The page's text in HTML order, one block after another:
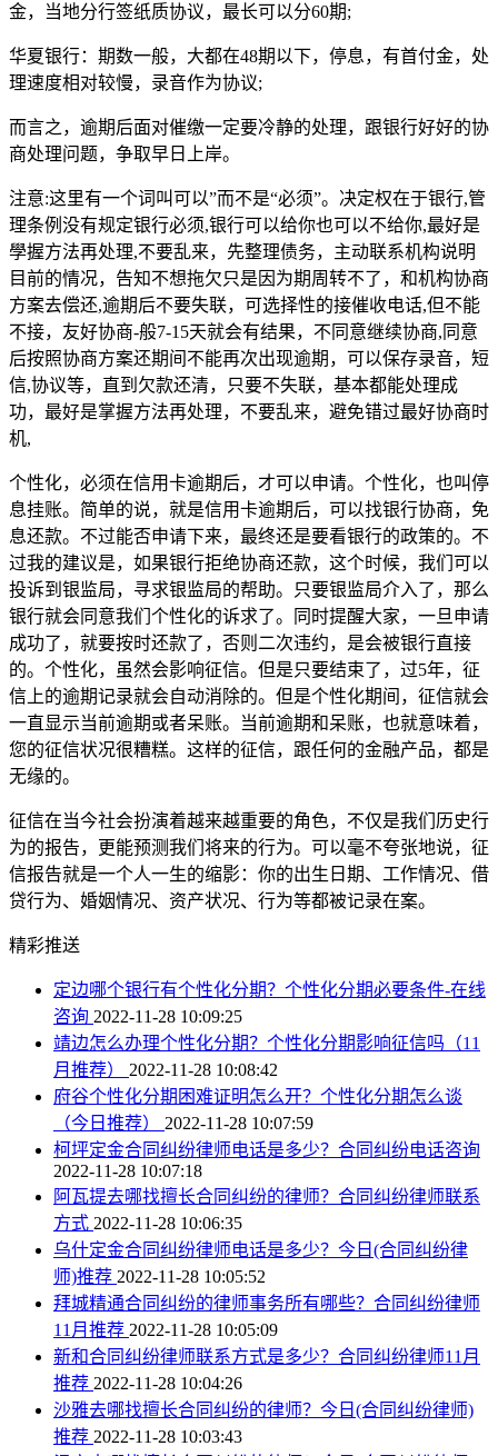
金，当地分行签纸质协议，最长可以分60期;
华夏银行：期数一般，大都在48期以下，停息，有首付金，处
理速度相对较慢，录音作为协议;
而言之，逾期后面对催缴一定要冷静的处理，跟银行好好的协
商处理问题，争取早日上岸。
注意:这里有一个词叫可以”而不是“必须”。决定权在于银行,管
理条例没有规定银行必须,银行可以给你也可以不给你,最好是
學握方法再处理,不要乱来，先整理债务，主动联系机构说明
目前的情况，告知不想拖欠只是因为期周转不了，和机构协商
方案去偿还,逾期后不要失联，可选择性的接催收电话,但不能
不接，友好协商-般7-15天就会有结果，不同意继续协商,同意
后按照协商方案还期间不能再次出现逾期，可以保存录音，短
信,协议等，直到欠款还清，只要不失联，基本都能处理成
功，最好是掌握方法再处理，不要乱来，避免错过最好协商时
机,
个性化，必须在信用卡逾期后，才可以申请。个性化，也叫停
息挂账。简单的说，就是信用卡逾期后，可以找银行协商，免
息还款。不过能否申请下来，最终还是要看银行的政策的。不
过我的建议是，如果银行拒绝协商还款，这个时候，我们可以
投诉到银监局，寻求银监局的帮助。只要银监局介入了，那么
银行就会同意我们个性化的诉求了。同时提醒大家，一旦申请
成功了，就要按时还款了，否则二次违约，是会被银行直接
的。个性化，虽然会影响征信。但是只要结束了，过5年，征
信上的逾期记录就会自动消除的。但是个性化期间，征信就会
一直显示当前逾期或者呆账。当前逾期和呆账，也就意味着，
您的征信状况很糟糕。这样的征信，跟任何的金融产品，都是
无缘的。
征信在当今社会扮演着越来越重要的角色，不仅是我们历史行
为的报告，更能预测我们将来的行为。可以毫不夸张地说，征
信报告就是一个人一生的缩影：你的出生日期、工作情况、借
贷行为、婚姻情况、资产状况、行为等都被记录在案。
精彩推送
定边哪个银行有个性化分期？个性化分期必要条件-在线
咨询 2022-11-28 10:09:25
靖边怎么办理个性化分期？个性化分期影响征信吗（11
月推荐） 2022-11-28 10:08:42
府谷个性化分期困难证明怎么开？个性化分期怎么谈
（今日推荐） 2022-11-28 10:07:59
柯坪定金合同纠纷律师电话是多少？合同纠纷电话咨询
2022-11-28 10:07:18
阿瓦提去哪找擅长合同纠纷的律师？合同纠纷律师联系
方式 2022-11-28 10:06:35
乌什定金合同纠纷律师电话是多少？今日(合同纠纷律
师)推荐 2022-11-28 10:05:52
拜城精通合同纠纷的律师事务所有哪些？合同纠纷律师
11月推荐 2022-11-28 10:05:09
新和合同纠纷律师联系方式是多少？合同纠纷律师11月
推荐 2022-11-28 10:04:26
沙雅去哪找擅长合同纠纷的律师？今日(合同纠纷律师)
推荐 2022-11-28 10:03:43